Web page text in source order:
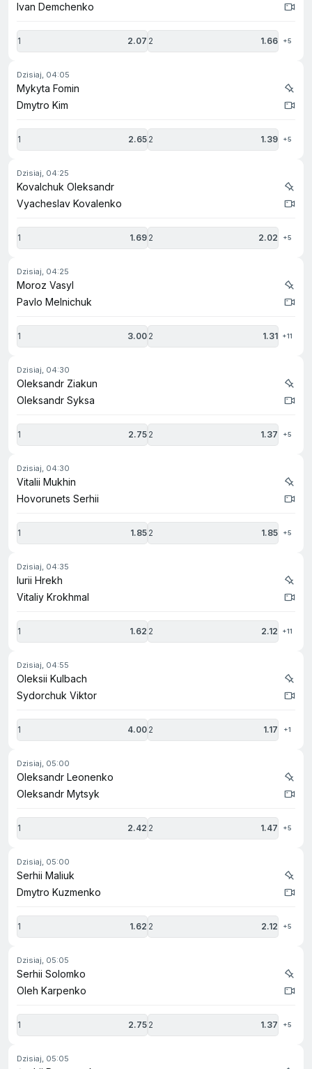
Ivan Demchenko
1 2.07 2 1.66 +5
dzisiaj, 04:05
Mykyta Fomin
Dmytro Kim
1 2.65 2 1.39 +5
dzisiaj, 04:25
Kovalchuk Oleksandr
Vyacheslav Kovalenko
1 1.69 2 2.02 +5
dzisiaj, 04:25
Moroz Vasyl
Pavlo Melnichuk
1 3.00 2 1.31 +11
dzisiaj, 04:30
Oleksandr Ziakun
Oleksandr Syksa
1 2.75 2 1.37 +5
dzisiaj, 04:30
Vitalii Mukhin
Hovorunets Serhii
1 1.85 2 1.85 +5
dzisiaj, 04:35
Iurii Hrekh
Vitaliy Krokhmal
1 1.62 2 2.12 +11
dzisiaj, 04:55
Oleksii Kulbach
Sydorchuk Viktor
1 4.00 2 1.17 +1
dzisiaj, 05:00
Oleksandr Leonenko
Oleksandr Mytsyk
1 2.42 2 1.47 +5
dzisiaj, 05:00
Serhii Maliuk
Dmytro Kuzmenko
1 1.62 2 2.12 +5
dzisiaj, 05:05
Serhii Solomko
Oleh Karpenko
1 2.75 2 1.37 +5
dzisiaj, 05:05